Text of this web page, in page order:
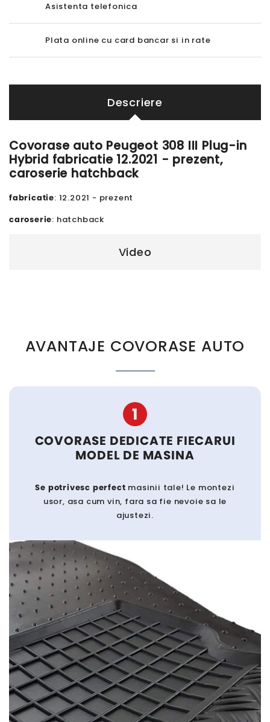
Asistenta telefonica
Plata online cu card bancar si in rate
Descriere
Covorase auto Peugeot 308 III Plug-in
Hybrid fabricatie 12.2021 - prezent,
caroserie hatchback
fabricatie: 12.2021 - prezent
caroserie: hatchback
Video
AVANTAJE COVORASE AUTO
1
COVORASE DEDICATE FIECARUI
MODEL DE MASINA
Se potrivesc perfect masinii tale! Le montezi
usor, asa cum vin, fara sa fie nevoie sa le
ajustezi.